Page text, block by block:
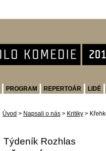
PROGRAM REPERTOÁR
LIDÉ
Úvod > Napsali o nás > Kritiky >
Týdeník Rozhlas